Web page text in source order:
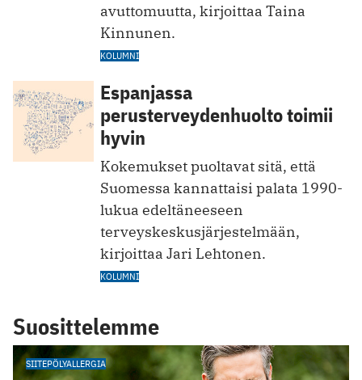
avuttomuutta, kirjoittaa Taina
Kinnunen.
KOLUMNI
Espanjassa
perusterveydenhuolto toimii
hyvin
Kokemukset puoltavat sitä, että
Suomessa kannattaisi palata 1990-
lukua edeltäneeseen
terveyskeskusjärjestelmään,
kirjoittaa Jari Lehtonen.
KOLUMNI
Suosittelemme
SIITEPÖLYALLERGIA